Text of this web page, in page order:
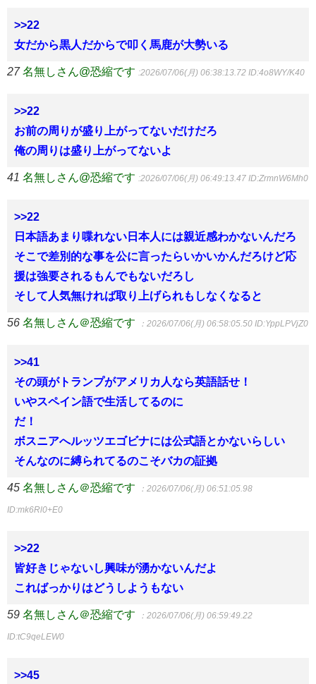
>>22
女だから黒人だからで叩く馬鹿が大勢いる
27 名無しさん@恐縮です :2026/07/06(月) 06:38:13.72 ID:4o8WY/K40
>>22
お前の周りが盛り上がってないだけだろ
俺の周りは盛り上がってないよ
41 名無しさん@恐縮です :2026/07/06(月) 06:49:13.47 ID:ZrmnW6Mh0
>>22
日本語あまり喋れない日本人には親近感わかないんだろ
そこで差別的な事を公に言ったらいかいかんだろけど応
援は強要されるもんでもないだろし
そして人気無ければ取り上げられもしなくなると
56 名無しさん＠恐縮です ：2026/07/06(月) 06:58:05.50 ID:YppLPVjZ0
>>41
その頭がトランプがアメリカ人なら英語話せ！
いやスペイン語で生活してるのに
だ！
ボスニアへルッツエゴビナには公式語とかないらしい
そんなのに縛られてるのこそバカの証拠
45 名無しさん＠恐縮です ：2026/07/06(月) 06:51:05.98
ID:mk6Rl0+E0
>>22
皆好きじゃないし興味が湧かないんだよ
こればっかりはどうしようもない
59 名無しさん＠恐縮です ：2026/07/06(月) 06:59:49.22
ID:tC9qeLEW0
>>45